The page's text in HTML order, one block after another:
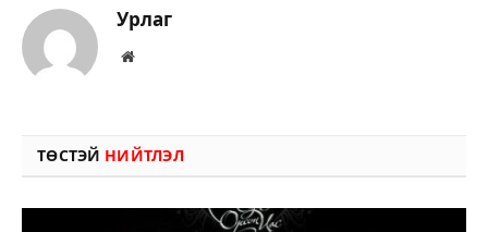
Урлаг
Вэбсайт
ТӨСТЭЙ НИЙТЛЭЛ